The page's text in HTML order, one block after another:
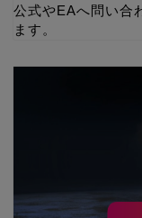
公式やEAへ問い合
ます。